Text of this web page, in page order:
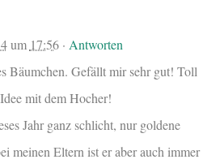
um 17:56· Antworten
Bäumchen. Gefällt mir sehr gut! Toll
mit dem Hocher!
Jahr ganz schlicht, nur goldene
meinen Eltern ist er aber auch immer